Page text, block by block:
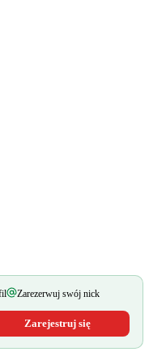
Zarezerwuj swój nick
Zarejestruj się